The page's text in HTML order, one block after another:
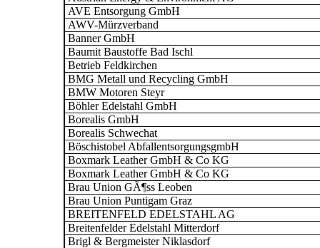
AVE Entsorgung GmbH
AWV-Mürzverband
Banner GmbH
Baumit Baustoffe Bad Ischl
Betrieb Feldkirchen
BMG Metall und Recycling GmbH
BMW Motoren Steyr
Böhler Edelstahl GmbH
Borealis GmbH
Borealis Schwechat
Böschistobel AbfallentsorgungsgmbH
Boxmark Leather GmbH & Co KG
Boxmark Leather GmbH & Co KG
Brau Union GÃ¶ss Leoben
Brau Union Puntigam Graz
BREITENFELD EDELSTAHL AG
Breitenfelder Edelstahl Mitterdorf
Brigl & Bergmeister Niklasdorf